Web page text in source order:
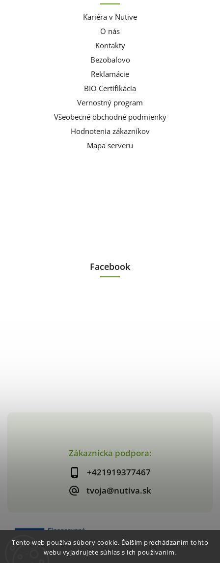
Tento web používa súbory cookie. Ďalším prechádzaním tohto
webu vyjadrujete súhlas s ich používaním.
Zákaznícka podpora:
+421919377467
tvoja@nutiva.sk
Kariéra v Nutive
O nás
Kontakty
Bezobalovo
Reklamácie
BIO Certifikácia
Vernostný program
Všeobecné obchodné podmienky
Hodnotenia zákazníkov
Mapa serveru
Facebook